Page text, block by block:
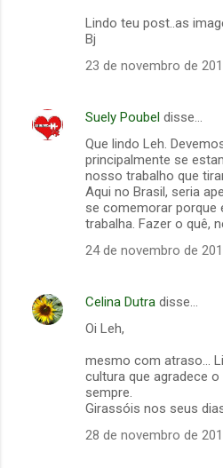
i
Lindo teu post..as
Bj
23 de novembro de
Suely Poubel disse…
Que lindo Leh.
principalmente se
nosso trabalho que
Aqui no Brasil, seria
se comemorar porque
trabalha. Fazer o quê,
24 de novembro de
Celina Dutra disse…
Oi Leh,
mesmo com atraso...
cultura que agradece o
sempre.
Girassóis nos seus
28 de novembro de